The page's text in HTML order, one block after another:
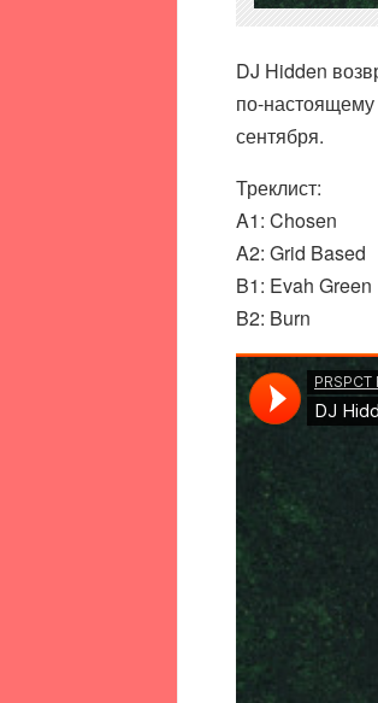
DJ Hidden
по-настоящему
сентября.
Треклист:
A1: Chosen
A2: Grid Based
B1: Evah Green
B2: Burn